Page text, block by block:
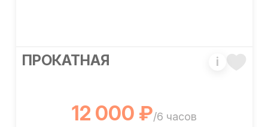
ПРОКАТНАЯ i
12 000 ₽/6 часов